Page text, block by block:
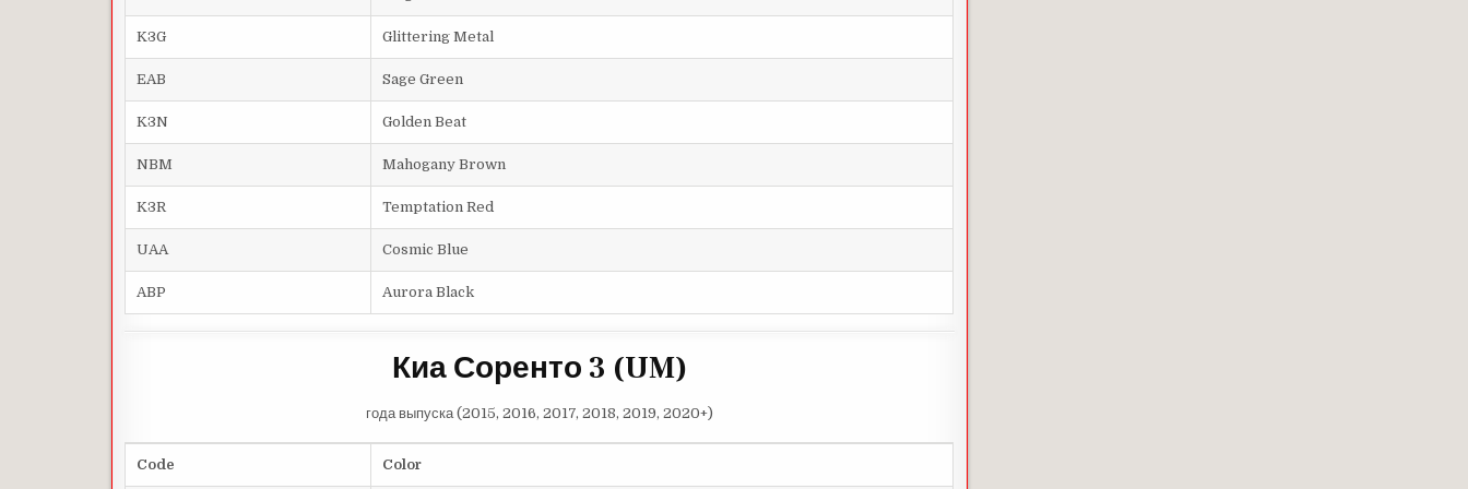
K3G Glittering Metal
EAB Sage Green
K3N Golden Beat
NBM Mahogany Brown
K3R Temptation Red
UAA Cosmic Blue
ABP Aurora Black
Киа Соренто 3 (UM)
года выпуска (2015, 2016, 2017, 2018, 2019, 2020+)
Code Color